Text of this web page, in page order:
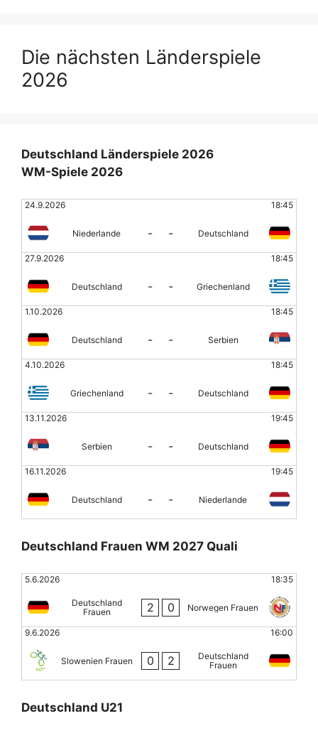
Die nächsten Länderspiele
2026
Deutschland Länderspiele 2026
WM-Spiele 2026
24.9.2026 18:45
Niederlande - - Deutschland
27.9.2026 18:45
Deutschland - - Griechenland
1.10.2026 18:45
Deutschland - - Serbien
4.10.2026 18:45
Griechenland - - Deutschland
13.11.2026 19:45
Serbien - - Deutschland
16.11.2026 19:45
Deutschland - - Niederlande
Deutschland Frauen WM 2027 Quali
5.6.2026 18:35
Deutschland
Frauen
2 0 Norwegen Frauen
9.6.2026 16:00
Slowenien Frauen 0 2
Deutschland
Frauen
Deutschland U21